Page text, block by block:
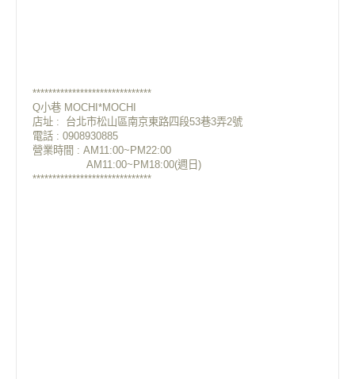
******************************
Q小巷 MOCHI*MOCHI
店址 : 台北市松山區南京東路四段53巷3弄2號
電話 : 0908930885
營業時間 : AM11:00~PM22:00
AM11:00~PM18:00(週日)
******************************